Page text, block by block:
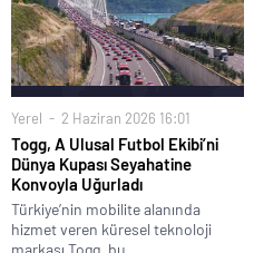
Yerel 2 Haziran 2026 16:01
Togg, A Ulusal Futbol Ekibi’ni
Dünya Kupası Seyahatine
Konvoyla Uğurladı
Türkiye’nin mobilite alanında
hizmet veren küresel teknoloji